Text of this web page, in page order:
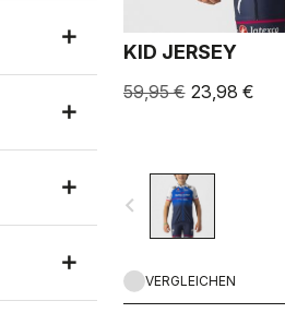
KID JERSEY
59,95 € 23,98 €
navigate_before
VERGLEICHEN